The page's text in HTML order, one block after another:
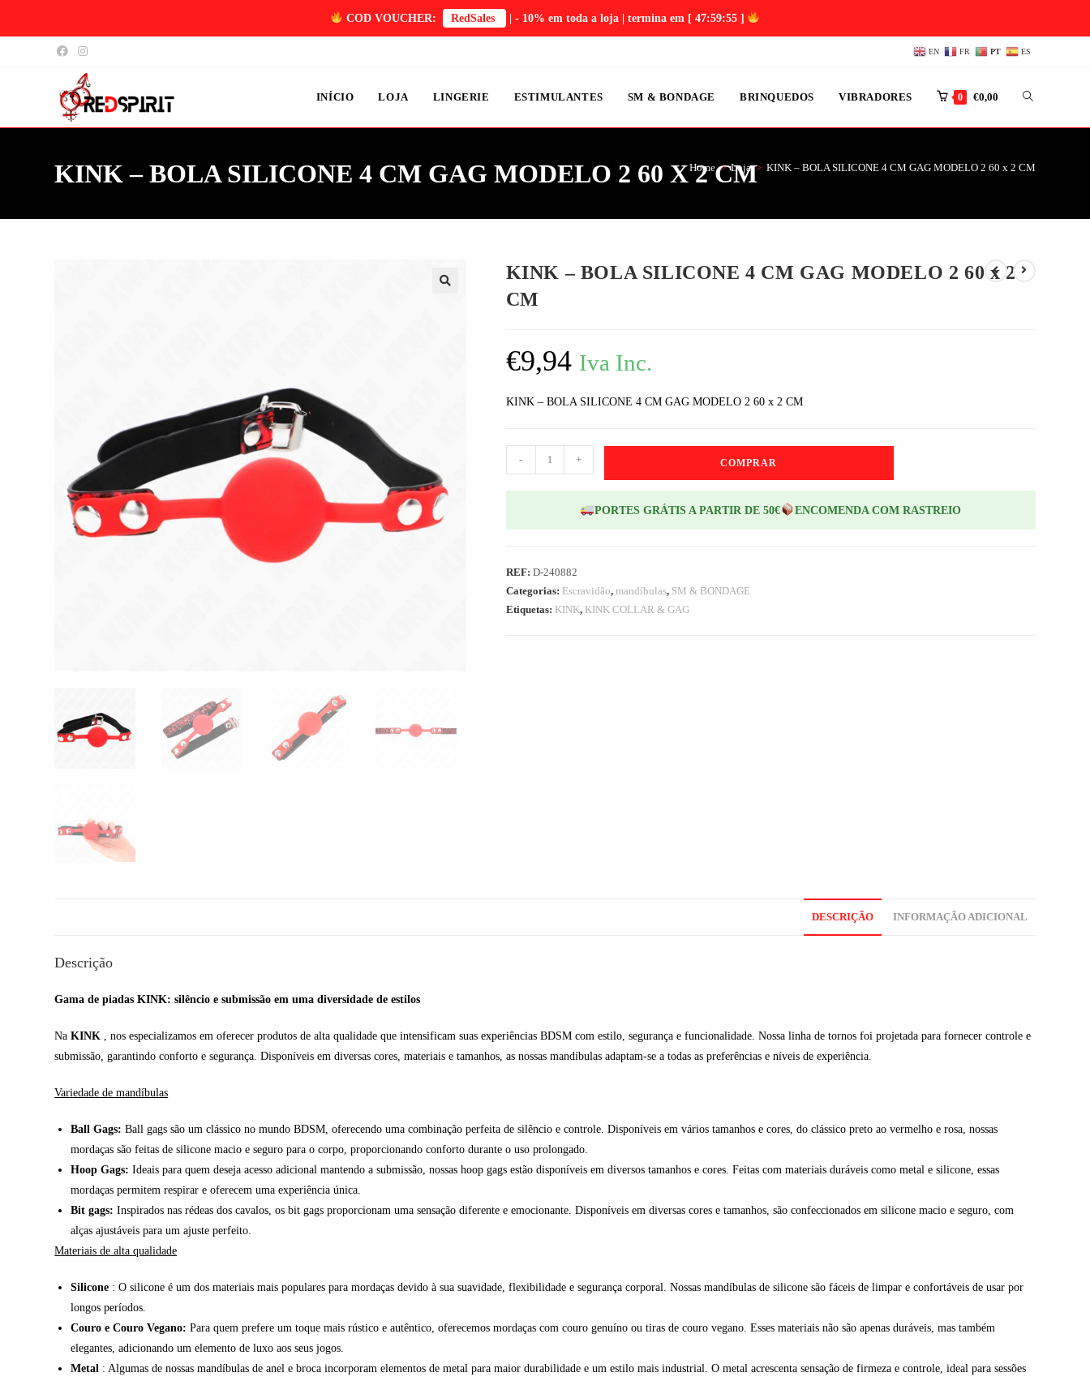
COD VOUCHER: RedSales | - 10% em toda a loja | termina em [ 47:59:54 ]
EN FR PT ES
INÍCIO LOJA LINGERIE ESTIMULANTES SM & BONDAGE BRINQUEDOS VIBRADORES 0 €0,00
KINK – BOLA SILICONE 4 CM GAG MODELO 2 60 X 2 CM
Home > Loja > KINK – BOLA SILICONE 4 CM GAG MODELO 2 60 x 2 CM
KINK – BOLA SILICONE 4 CM GAG MODELO 2 60 x 2
CM
€9,94 Iva Inc.
KINK – BOLA SILICONE 4 CM GAG MODELO 2 60 x 2 CM
- + COMPRAR
PORTES GRÁTIS A PARTIR DE 50€ ENCOMENDA COM RASTREIO
REF: D-240882
Categorias: Escravidão, mandíbulas, SM & BONDAGE
Etiquetas: KINK, KINK COLLAR & GAG
DESCRIÇÃO INFORMAÇÃO ADICIONAL
Descrição
Gama de piadas KINK: silêncio e submissão em uma diversidade de estilos
NaKINK , nos especializamos em oferecer produtos de alta qualidade que intensificam suas experiências BDSM com estilo, segurança e funcionalidade. Nossa linha de tornos foi projetada para fornecer controle e
submissão, garantindo conforto e segurança. Disponíveis em diversas cores, materiais e tamanhos, as nossas mandíbulas adaptam-se a todas as preferências e níveis de experiência.
Variedade de mandíbulas
Ball Gags: Ball gags são um clássico no mundo BDSM, oferecendo uma combinação perfeita de silêncio e controle. Disponíveis em vários tamanhos e cores, do clássico preto ao vermelho e rosa, nossas
mordaças são feitas de silicone macio e seguro para o corpo, proporcionando conforto durante o uso prolongado.
Hoop Gags: Ideais para quem deseja acesso adicional mantendo a submissão, nossas hoop gags estão disponíveis em diversos tamanhos e cores. Feitas com materiais duráveis como metal e silicone, essas
mordaças permitem respirar e oferecem uma experiência única.
Bit gags: Inspirados nas rédeas dos cavalos, os bit gags proporcionam uma sensação diferente e emocionante. Disponíveis em diversas cores e tamanhos, são confeccionados em silicone macio e seguro, com
alças ajustáveis para um ajuste perfeito.
Materiais de alta qualidade
Silicone : O silicone é um dos materiais mais populares para mordaças devido à sua suavidade, flexibilidade e segurança corporal. Nossas mandíbulas de silicone são fáceis de limpar e confortáveis de usar por
longos períodos.
Couro e Couro Vegano: Para quem prefere um toque mais rústico e autêntico, oferecemos mordaças com couro genuíno ou tiras de couro vegano. Esses materiais não são apenas duráveis, mas também
elegantes, adicionando um elemento de luxo aos seus jogos.
Metal : Algumas de nossas mandíbulas de anel e broca incorporam elementos de metal para maior durabilidade e um estilo mais industrial. O metal acrescenta sensação de firmeza e controle, ideal para sessões